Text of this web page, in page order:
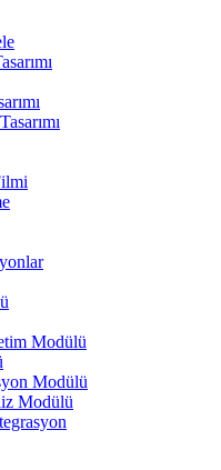
Modülü
Modülü
Modülü